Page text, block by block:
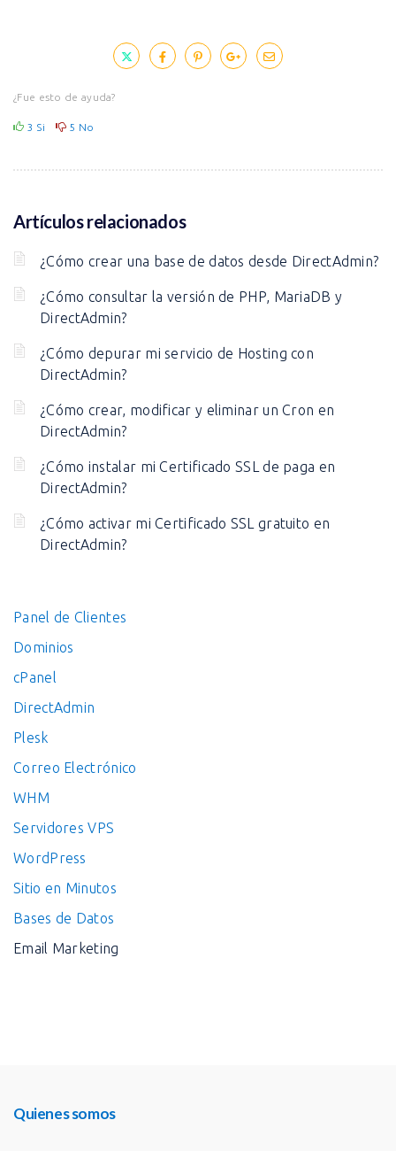
¿Fue esto de ayuda?
3 Si 5 No
Artículos relacionados
¿Cómo crear una base de datos desde DirectAdmin?
¿Cómo consultar la versión de PHP, MariaDB y
DirectAdmin?
¿Cómo depurar mi servicio de Hosting con
DirectAdmin?
¿Cómo crear, modificar y eliminar un Cron en
DirectAdmin?
¿Cómo instalar mi Certificado SSL de paga en
DirectAdmin?
¿Cómo activar mi Certificado SSL gratuito en
DirectAdmin?
Panel de Clientes
Dominios
cPanel
DirectAdmin
Plesk
Correo Electrónico
WHM
Servidores VPS
WordPress
Sitio en Minutos
Bases de Datos
Email Marketing
Quienes somos